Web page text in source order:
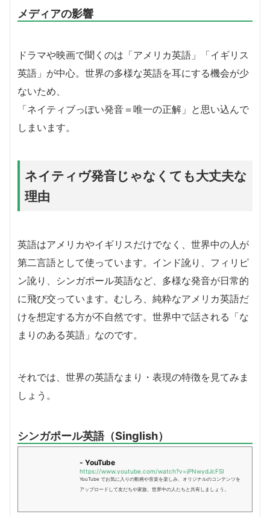
メディアの影響
ドラマや映画で聞くのは「アメリカ英語」「イギリス
英語」が中心。世界の多様な英語を耳にする機会が少
ないため、
「ネイティブっぽい発音＝唯一の正解」と思い込んで
しまいます。
ネイティヴ発音じゃなくても大丈夫な
理由
英語はアメリカやイギリスだけでなく、世界中の人が
第二言語として使っています。インド訛り、フィリピ
ン訛り、シンガポール英語など、多様な発音が日常的
に飛び交っています。むしろ、純粋なアメリカ英語だ
けを想定する方が不自然です。世界中で話される「な
まりのある英語」なのです。
それでは、世界の英語なまり・表現の特徴を見てみま
しょう。
シンガポール英語（Singlish）
- YouTube
https://www.youtube.com/watch?v=jPNwydJcFSI
YouTube でお気に入りの動画や音楽を楽しみ、オリジナルのコンテンツを
アップロードして友だちや家族、世界中の人たちと共有しましょう。